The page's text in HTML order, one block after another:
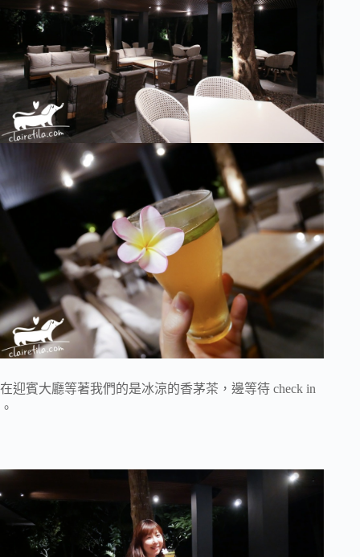
在迎賓大廳等著我們的是冰涼的香茅茶，邊等待 check in
。